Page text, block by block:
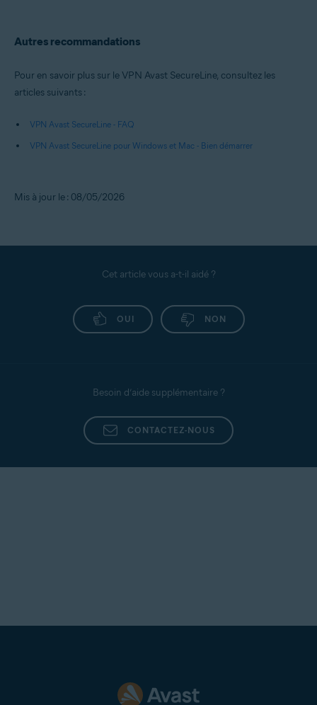
Autres recommandations
Pour en savoir plus sur le VPN Avast SecureLine, consultez les
articles suivants :
VPN Avast SecureLine - FAQ
VPN Avast SecureLine pour Windows et Mac - Bien démarrer
Mis à jour le : 08/05/2026
Cet article vous a-t-il aidé ?
OUI NON
Besoin d’aide supplémentaire ?
CONTACTEZ-NOUS